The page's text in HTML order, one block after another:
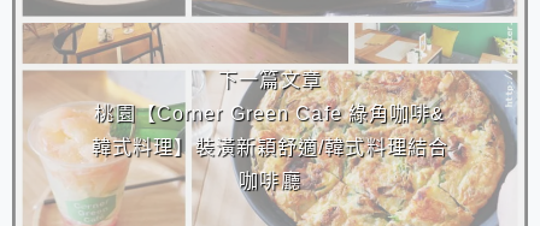
下一篇文章
桃園【Corner Green Cafe 綠角咖啡&
韓式料理】裝潢新穎舒適/韓式料理結合
咖啡廳